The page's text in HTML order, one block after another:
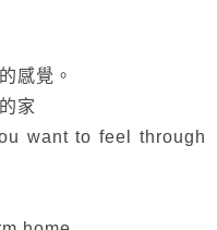
感覺。
家
want to feel through